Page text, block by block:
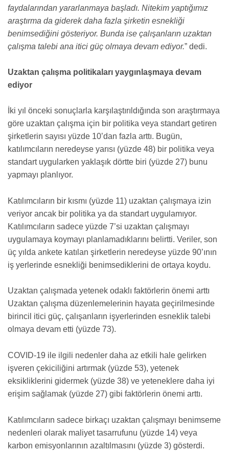
faydalarından yararlanmaya başladı. Nitekim yaptığımız
araştırma da giderek daha fazla şirketin esnekliği
benimsediğini gösteriyor. Bunda ise çalışanların uzaktan
çalışma talebi ana itici güç olmaya devam ediyor.” dedi.
Uzaktan çalışma politikaları yaygınlaşmaya devam
ediyor
İki yıl önceki sonuçlarla karşılaştırıldığında son araştırmaya
göre uzaktan çalışma için bir politika veya standart getiren
şirketlerin sayısı yüzde 10’dan fazla arttı. Bugün,
katılımcıların neredeyse yarısı (yüzde 48) bir politika veya
standart uygularken yaklaşık dörtte biri (yüzde 27) bunu
yapmayı planlıyor.
Katılımcıların bir kısmı (yüzde 11) uzaktan çalışmaya izin
veriyor ancak bir politika ya da standart uygulamıyor.
Katılımcıların sadece yüzde 7’si uzaktan çalışmayı
uygulamaya koymayı planlamadıklarını belirtti. Veriler, son
üç yılda ankete katılan şirketlerin neredeyse yüzde 90’ının
iş yerlerinde esnekliği benimsediklerini de ortaya koydu.
Uzaktan çalışmada yetenek odaklı faktörlerin önemi arttı
Uzaktan çalışma düzenlemelerinin hayata geçirilmesinde
birincil itici güç, çalışanların işyerlerinden esneklik talebi
olmaya devam etti (yüzde 73).
COVID-19 ile ilgili nedenler daha az etkili hale gelirken
işveren çekiciliğini artırmak (yüzde 53), yetenek
eksikliklerini gidermek (yüzde 38) ve yeteneklere daha iyi
erişim sağlamak (yüzde 27) gibi faktörlerin önemi arttı.
Katılımcıların sadece birkaçı uzaktan çalışmayı benimseme
nedenleri olarak maliyet tasarrufunu (yüzde 14) veya
karbon emisyonlarının azaltılmasını (yüzde 3) gösterdi.